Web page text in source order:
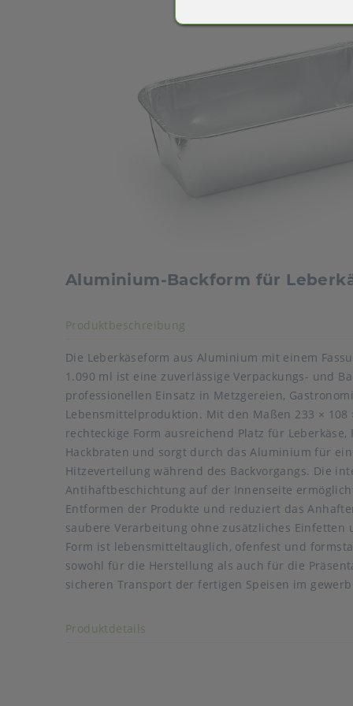
Aluminium-Backform für
Produktbeschreibung
Die Leberkäseform aus Aluminium mit einem
1.090 ml ist eine zuverlässige Verpackungs- und
professionellen Einsatz in Metzgereien,
Lebensmittelproduktion. Mit den Maßen 233 ×
rechteckige Form ausreichend Platz für Leberkäse,
Hackbraten und sorgt durch das Aluminium für
Hitzeverteilung während des Backvorgangs. Die
Antihaftbeschichtung auf der Innenseite
Entformen der Produkte und reduziert das
saubere Verarbeitung ohne zusätzliches
Form ist lebensmitteltauglich, ofenfest und
sowohl für die Herstellung als auch für die
sicheren Transport der fertigen Speisen im
Produktdetails